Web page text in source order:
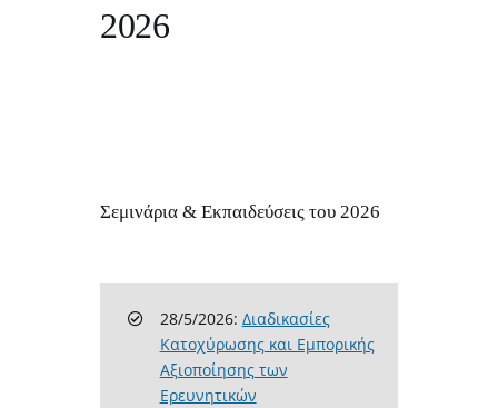
2026
Σεμινάρια & Εκπαιδεύσεις του 2026
28/5/2026: Διαδικασίες
Κατοχύρωσης και Εμπορικής
Αξιοποίησης των
Ερευνητικών